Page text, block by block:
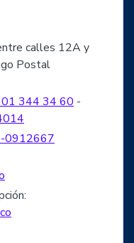
calles 12A y
Postal
344 34 60 -
0912667